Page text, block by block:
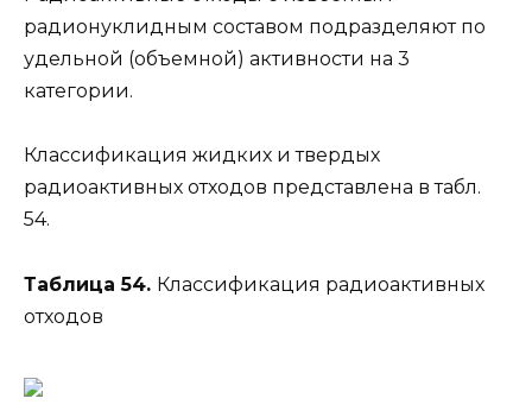
радионуклидным составом подразделяют по
удельной (объемной) активности на 3
категории.
Классификация жидких и твердых
радиоактивных отходов представлена в табл.
54.
Таблица 54. Классификация радиоактивных
отходов